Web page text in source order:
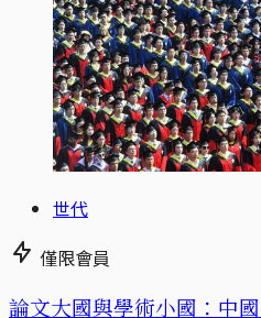
世代
僅限會員
論文大國與學術小國：中